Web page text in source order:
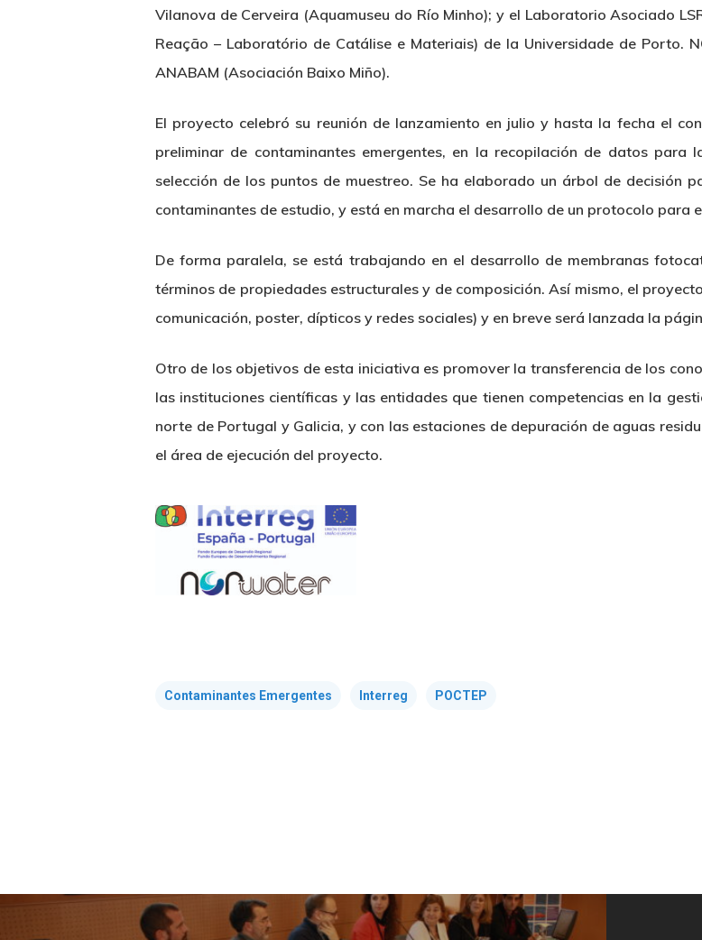
Hit enter to search or ESC to close
Vilanova de Cerveira (Aquamuseu do Río Minho); y el Laboratorio Asociado
Reação – Laboratório de Catálise e Materiais) de la Universidade de Porto.
ANABAM (Asociación Baixo Miño).
El proyecto celebró su reunión de lanzamiento en julio y hasta la fecha el
preliminar de contaminantes emergentes, en la recopilación de datos
selección de los puntos de muestreo. Se ha elaborado un árbol de decisión
contaminantes de estudio, y está en marcha el desarrollo de un protocolo para
De forma paralela, se está trabajando en el desarrollo de membranas
términos de propiedades estructurales y de composición. Así mismo, el
comunicación, poster, dípticos y redes sociales) y en breve será lanzada la
Otro de los objetivos de esta iniciativa es promover la transferencia de los
las instituciones científicas y las entidades que tienen competencias en la
norte de Portugal y Galicia, y con las estaciones de depuración de aguas
el área de ejecución del proyecto.
Contaminantes Emergentes Interreg POCTEP